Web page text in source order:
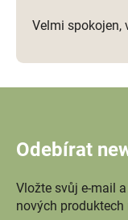
Velmi spokojen,
Odebírat
Vložte svůj e-mail
nových produktech